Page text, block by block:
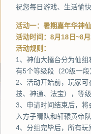
祝您每日游戏、生活愉快
活动一：暑期嘉年华神
活动时间：8月18日~8月
活动规则：
1、神仙大擂台分为仙
有5个等级段（20级一段
2、活动开始前，玩家
技、神通、法宝），等
3、申请时间结束后，
入方子晴队和轩辕黄帝
4、分组完毕后，所有